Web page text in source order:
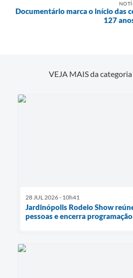
Documentário marca o início das
127
VEJA MAIS da categoria
28 JUL 2026 - 10h41
Jardinópolis Rodeio Show
pessoas e encerra